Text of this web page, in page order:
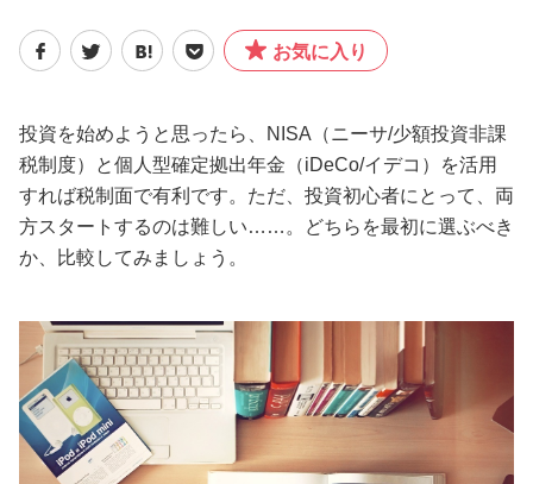
ライフスタイル
ファッション
恋愛/結婚/離婚
美容/健康
ワークスタイル
妊娠/出産/家族
ココロ/カラダ
お気に入り
投資を始めようと思ったら、NISA（ニーサ/少額投資非課
税制度）と個人型確定拠出年金（iDeCo/イデコ）を活用
すれば税制面で有利です。ただ、投資初心者にとって、両
方スタートするのは難しい……。どちらを最初に選ぶべき
か、比較してみましょう。